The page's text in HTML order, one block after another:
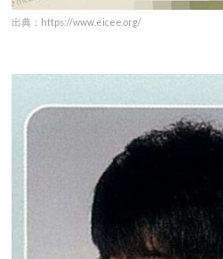
出典：https://www.eicee.org/